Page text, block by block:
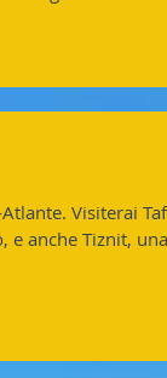
Visiterai
anche Tiznit,